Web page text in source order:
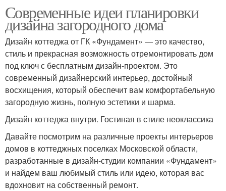
Современные идеи планировки
дизайна загородного дома
Дизайн коттеджа от ГК «Фундамент» — это качество,
стиль и прекрасная возможность отремонтировать дом
под ключ с бесплатным дизайн-проектом. Это
современный дизайнерский интерьер, достойный
восхищения, который обеспечит вам комфортабельную
загородную жизнь, полную эстетики и шарма.
Дизайн коттеджа внутри. Гостиная в стиле неоклассика
Давайте посмотрим на различные проекты интерьеров
домов в коттеджных поселках Московской области,
разработанные в дизайн-студии компании «Фундамент»
и найдем ваш любимый стиль или идею, которая вас
вдохновит на собственный ремонт.